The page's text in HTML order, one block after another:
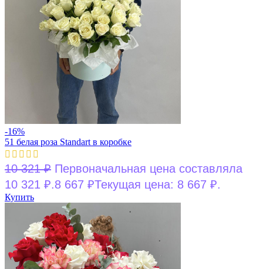
-16%
51 белая роза Standart в коробке
10 321₽ Первоначальная цена составляла
10 321 ₽.8 667 ₽Текущая цена: 8 667 ₽.
Купить